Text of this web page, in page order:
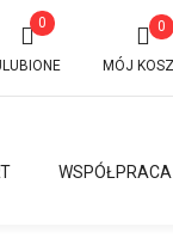
0
MÓJ
0
WSPÓŁPRACA